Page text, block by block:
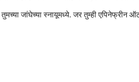
तुमच्या जांघेच्या स्नायूमध्ये. जर तुम्ही